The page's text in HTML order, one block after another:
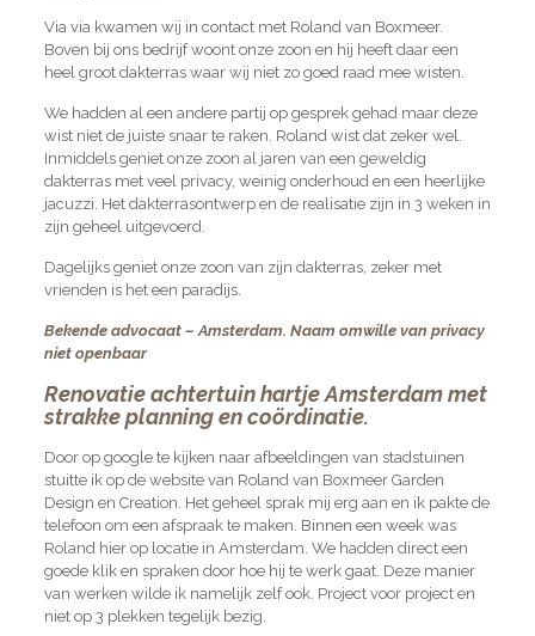
Via via kwamen wij in contact met Roland van Boxmeer.
Boven bij ons bedrijf woont onze zoon en hij heeft daar een
heel groot dakterras waar wij niet zo goed raad mee wisten.
We hadden al een andere partij op gesprek gehad maar deze
wist niet de juiste snaar te raken. Roland wist dat zeker wel.
Inmiddels geniet onze zoon al jaren van een geweldig
dakterras met veel privacy, weinig onderhoud en een heerlijke
jacuzzi. Het dakterrasontwerp en de realisatie zijn in 3 weken in
zijn geheel uitgevoerd.
Dagelijks geniet onze zoon van zijn dakterras, zeker met
vrienden is het een paradijs.
Bekende advocaat – Amsterdam. Naam omwille van privacy
niet openbaar
Renovatie achtertuin hartje Amsterdam met
strakke planning en coördinatie.
Door op google te kijken naar afbeeldingen van stadstuinen
stuitte ik op de website van Roland van Boxmeer Garden
Design en Creation. Het geheel sprak mij erg aan en ik pakte de
telefoon om een afspraak te maken. Binnen een week was
Roland hier op locatie in Amsterdam. We hadden direct een
goede klik en spraken door hoe hij te werk gaat. Deze manier
van werken wilde ik namelijk zelf ook. Project voor project en
niet op 3 plekken tegelijk bezig.